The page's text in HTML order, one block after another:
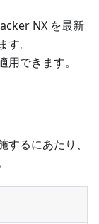
NX を最新
。
できます。
るにあたり、